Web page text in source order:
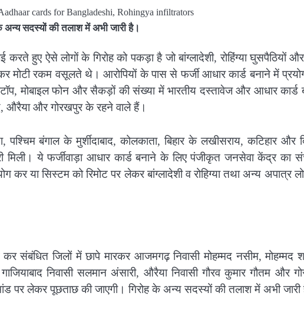
अन्य सदस्यों की तलाश में अभी जारी है।
हुए ऐसे लोगों के गिरोह को पकड़ा है जो बांग्लादेशी, रोहिंग्या घुसपैठियों
मोटी रकम वसूलते थे। आरोपियों के पास से फर्जी आधार कार्ड बनाने में
मोबाइल फोन और सैकड़ों की संख्या में भारतीय दस्तावेज और आधार कार्ड
औरैया और गोरखपुर के रहने वाले हैं।
बंगाल के मुर्शीदाबाद, कोलकाता, बिहार के लखीसराय, कटिहार और
मिली। ये फर्जीवाड़ा आधार कार्ड बनाने के लिए पंजीकृत जनसेवा केंद्र का
कर या सिस्टम को रिमोट पर लेकर बांग्लादेशी व रोहिग्या तथा अन्य अपात्र
संबंधित जिलों में छापे मारकर आजमगढ़ निवासी मोहम्मद नसीम, मोहम्मद
निवासी सलमान अंसारी, औरैया निवासी गौरव कुमार गौतम और
पर लेकर पूछताछ की जाएगी। गिरोह के अन्य सदस्यों की तलाश में अभी जारी